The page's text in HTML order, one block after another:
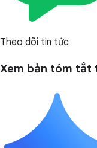
Theo dõi tin tức
Xem bản tóm tắt